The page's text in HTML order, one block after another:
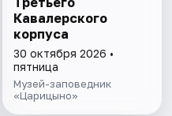
Кавалерского
корпуса
30 октября 2026 •
пятница
Музей-заповедник
«Царицыно»